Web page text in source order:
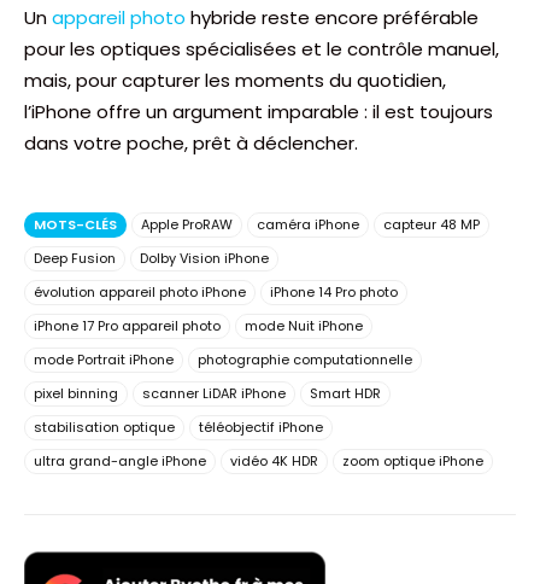
Unappareil photo hybride reste encore préférable
pour les optiques spécialisées et le contrôle manuel,
mais, pour capturer les moments du quotidien,
l’iPhone offre un argument imparable : il est toujours
dans votre poche, prêt à déclencher.
MOTS-CLÉS Apple ProRAW caméra iPhone
capteur 48 MP
Deep Fusion
Dolby Vision iPhone
évolution appareil photo iPhone
iPhone 14 Pro photo
iPhone 17 Pro appareil photo
mode Nuit iPhone
mode Portrait iPhone
photographie computationnelle
pixel binning
scanner LiDAR iPhone
Smart HDR
stabilisation optique
téléobjectif iPhone
ultra grand-angle iPhone
vidéo 4K HDR zoom optique iPhone